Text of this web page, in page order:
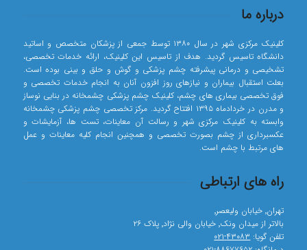
درباره ما
کلینیک مرکزی شهر در سال ۱۳۸۰ توسط جمعی از پزشکان متخصص و اساتید
دانشگاه تاسیس گردید. هدف از تاسیس این کلینیک، ارائه خدمات تخصصی،
تشخیصی و درمانی پیشرفته چشم پزشکی و گوش و حلق و بینی بوده است.
بعلت استقبال بیماران و نیازهای روز افزون آنان به انجام خدمات تخصصی و
فوق تخصصی بیماری های چشم، کلینیک چشم پزشکی چشمخانه در بنایی نوساز
و مدرن در خردادماه ۱۳۹۵ افتتاح گردید. مرکز تخصصی چشم پزشکی چشمخانه
وابسته به کلینیک مرکزی شهر و رسالت آن معاینات، تست ها، آزمایشات و
عکسبرداری از چشم بصورت تخصصی و همچنین انجام کلیه معاینات و عمل
های مرتبط با چشم است.
راه های ارتباطی
تهران٬ خیابان ولیعصر٬
بالاتر از میدان ونک٬ خیابان والی نژاد٬ پلاک ۲۶
تلفن گویا:۴۳۰۸۳-۰۲۱